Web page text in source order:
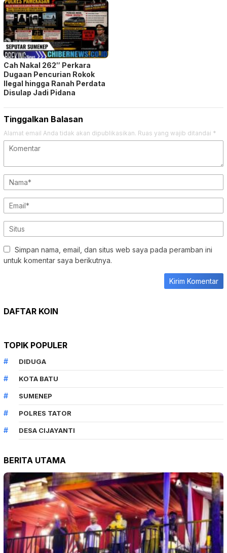
Cah Nakal 262″ Perkara
Dugaan Pencurian Rokok
Ilegal hingga Ranah Perdata
Disulap Jadi Pidana
Tinggalkan Balasan
Alamat email Anda tidak akan dipublikasikan. Ruas yang wajib ditandai *
Simpan nama, email, dan situs web saya pada peramban ini
untuk komentar saya berikutnya.
DAFTAR KOIN
TOPIK POPULER
DIDUGA
KOTA BATU
SUMENEP
POLRES TATOR
DESA CIJAYANTI
BERITA UTAMA